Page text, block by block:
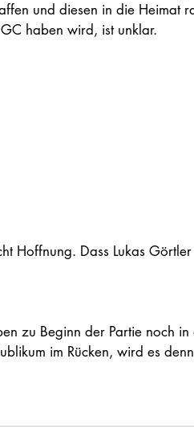
und diesen in die Heimat
haben wird, ist unklar.
Hoffnung. Dass Lukas
zu Beginn der Partie noch in
im Rücken, wird es